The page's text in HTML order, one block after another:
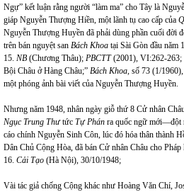
Ngự” kết luận rằng người “làm ma” cho Tây là
giáp Nguyễn Thượng Hiền, một lãnh tụ cao cấp của
Nguyễn Thượng Huyền đã phải dùng phần cuối đời
trên bán nguyệt san Bách Khoa tại Sài Gòn đầu năm
15. NB (Chương Thâu); PBCTT(2001), VI:262-263;
Bội Châu ở Hàng Châu;” Bách Khoa, số 73 (1/
một phóng ảnh bài viết của Nguyễn Thượng Huyền.
Nhưng năm 1948, nhân ngày giỗ thứ 8 Cử nhân
Ngục Trung Thưtức Tự Phán ra quốc ngữ mới—đột
cáo chính Nguyễn Sinh Côn, lúc đó hóa thân thành
Dân Chủ Cộng Hòa, đã bán Cử nhân Châu cho Pháp
16. Cải Tạo (Hà Nội), 30/10/1948;
Vài tác giả chống Cộng khác như Hoàng Văn Chí,